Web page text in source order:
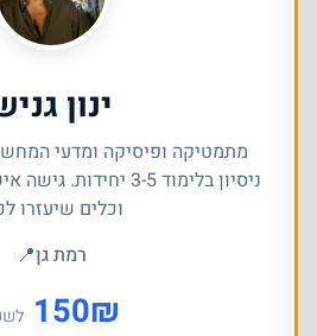
ינון
מתמטיקה ופיסיקה ומדעי
ניסיון בלימוד 3-5
וכלים שיעזרו
רמת גן📍
₪
150